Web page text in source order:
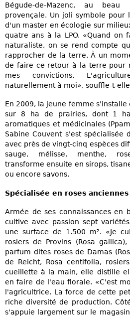
Bégude-de-Mazenc, au
provençale. Un joli symbole
d'un master en écologie sur
quatre ans à la LPO. «Quand on
naturaliste, on se rend compte
rapprocher de la terre. À un
de faire ce retour à la terre pour
mes convictions.
naturellement à moi», souffle-t-
En 2009, la jeune femme
sur 8 ha de prairies, dont 1
aromatiques et médicinales
Sabine Couvent s'est spécialisée
avec près de vingt-cinq espèces
sauge, mélisse, menthe,
transforme ensuite en sirops,
ou encore savons.
Spécialisée en roses anciennes
Armée de ses connaissances en
cultive avec passion sept
une surface de 1.500 m². «Je
rosiers de Provins (Rosa
parfum dites roses de Damas
de Reicht, Rosa centifolia,
cueillette à la main, elle distille
en faire de l'eau florale. «C'est
l'agricultrice. La force de cette
riche diversité de production.
s'appuie largement sur le